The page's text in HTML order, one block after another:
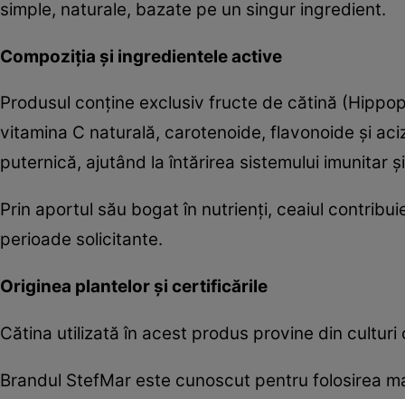
simple, naturale, bazate pe un singur ingredient.
Compoziția și ingredientele active
Produsul conține exclusiv fructe de cătină
vitamina C naturală, carotenoide, flavonoide și
puternică, ajutând la întărirea sistemului imunitar
Prin aportul său bogat în nutrienți, ceaiul
perioade solicitante.
Originea plantelor și certificările
Cătina utilizată în acest produs provine din
Brandul StefMar este cunoscut pentru folosirea